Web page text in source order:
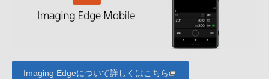
Imaging Edgeについて詳しくはこちら